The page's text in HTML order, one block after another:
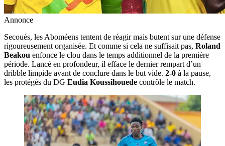
Annonce
Secoués, les Aboméens tentent de réagir mais butent sur une défense
rigoureusement organisée. Et comme si cela ne suffisait pas, Roland
Beakou enfonce le clou dans le temps additionnel de la première
période. Lancé en profondeur, il efface le dernier rempart d’un
dribble limpide avant de conclure dans le but vide. 2-0 à la pause,
les protégés du DG Eudia Koussihouede contrôle le match.